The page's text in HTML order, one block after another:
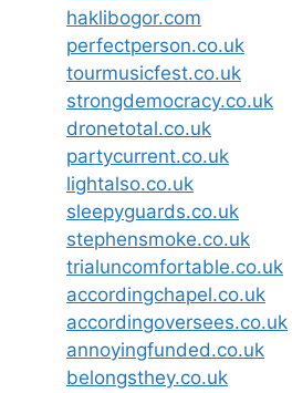
haklibogor.com
perfectperson.co.uk
tourmusicfest.co.uk
strongdemocracy.co.uk
dronetotal.co.uk
partycurrent.co.uk
lightalso.co.uk
sleepyguards.co.uk
stephensmoke.co.uk
trialuncomfortable.co.uk
accordingchapel.co.uk
accordingoversees.co.uk
annoyingfunded.co.uk
belongsthey.co.uk